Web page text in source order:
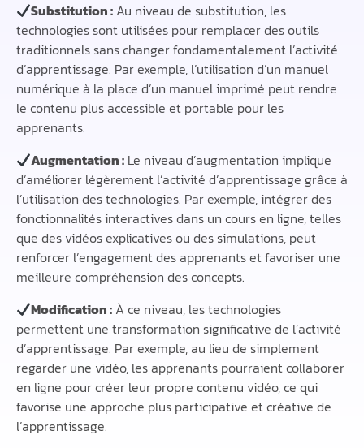
Substitution : Au niveau de substitution, les
technologies sont utilisées pour remplacer des outils
traditionnels sans changer fondamentalement l’activité
d’apprentissage. Par exemple, l’utilisation d’un manuel
numérique à la place d’un manuel imprimé peut rendre
le contenu plus accessible et portable pour les
apprenants.
Augmentation : Le niveau d’augmentation implique
d’améliorer légèrement l’activité d’apprentissage grâce à
l’utilisation des technologies. Par exemple, intégrer des
fonctionnalités interactives dans un cours en ligne, telles
que des vidéos explicatives ou des simulations, peut
renforcer l’engagement des apprenants et favoriser une
meilleure compréhension des concepts.
Modification : À ce niveau, les technologies
permettent une transformation significative de l’activité
d’apprentissage. Par exemple, au lieu de simplement
regarder une vidéo, les apprenants pourraient collaborer
en ligne pour créer leur propre contenu vidéo, ce qui
favorise une approche plus participative et créative de
l’apprentissage.